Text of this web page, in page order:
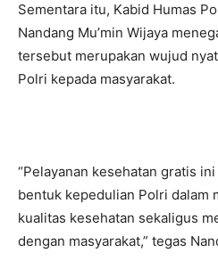
Sementara itu, Kabid Humas
Nandang Mu’min Wijaya
tersebut merupakan wujud
Polri kepada masyarakat.
“Pelayanan kesehatan gratis
bentuk kepedulian Polri dalam
kualitas kesehatan sekaligus
dengan masyarakat,” tegas